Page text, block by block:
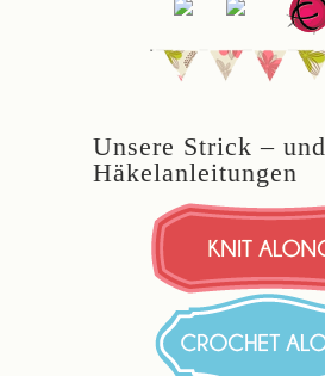
Unsere Strick – und
Häkelanleitungen